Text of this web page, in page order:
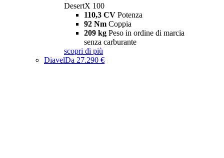
DesertX 100
110,3 CV Potenza
92 Nm Coppia
209 kg Peso in ordine di marcia
senza carburante
scopri di più
DiavelDa 27.290 €